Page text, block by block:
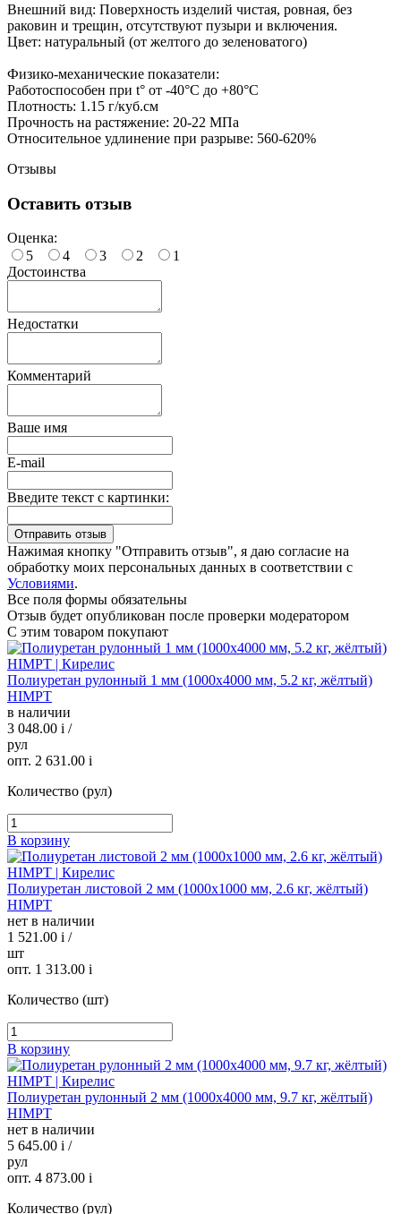
Внешний вид: Поверхность изделий чистая, ровная, без
раковин и трещин, отсутствуют пузыри и включения.
Цвет: натуральный (от желтого до зеленоватого)
Физико-механические показатели:
Работоспособен при t° от -40°C до +80°C
Плотность: 1.15 г/куб.см
Прочность на растяжение: 20-22 МПа
Относительное удлинение при разрыве: 560-620%
Отзывы
Оставить отзыв
Оценка:
5
4 3 2
1
Достоинства
Недостатки
Комментарий
Ваше имя
E-mail
Введите текст с картинки:
Нажимая кнопку "Отправить отзыв", я даю согласие на
обработку моих персональных данных в соответствии с
Условиями.
Все поля формы обязательны
Отзыв будет опубликован после проверки модератором
С этим товаром покупают
Полиуретан рулонный 1 мм (1000х4000 мм, 5.2 кг, жёлтый)
HIMPT
в наличии
3 048.00 i /
рул
опт. 2 631.00 i
Количество (рул)
В корзину
Полиуретан листовой 2 мм (1000х1000 мм, 2.6 кг, жёлтый)
HIMPT
нет в наличии
1 521.00 i /
шт
опт. 1 313.00 i
Количество (шт)
В корзину
Полиуретан рулонный 2 мм (1000х4000 мм, 9.7 кг, жёлтый)
HIMPT
нет в наличии
5 645.00 i /
рул
опт. 4 873.00 i
Количество (рул)